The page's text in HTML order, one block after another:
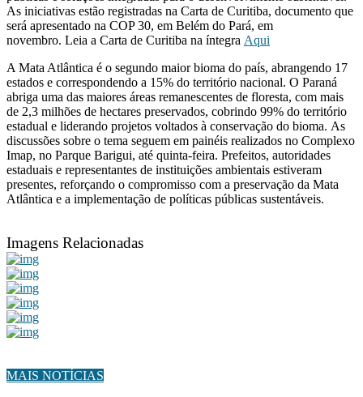
As iniciativas estão registradas na Carta de Curitiba, documento que
será apresentado na COP 30, em Belém do Pará, em
novembro. Leia a Carta de Curitiba na íntegra Aqui
A Mata Atlântica é o segundo maior bioma do país, abrangendo 17
estados e correspondendo a 15% do território nacional. O Paraná
abriga uma das maiores áreas remanescentes de floresta, com mais
de 2,3 milhões de hectares preservados, cobrindo 99% do território
estadual e liderando projetos voltados à conservação do bioma. As
discussões sobre o tema seguem em painéis realizados no Complexo
Imap, no Parque Barigui, até quinta-feira. Prefeitos, autoridades
estaduais e representantes de instituições ambientais estiveram
presentes, reforçando o compromisso com a preservação da Mata
Atlântica e a implementação de políticas públicas sustentáveis.
Imagens Relacionadas
MAIS NOTÍCIAS